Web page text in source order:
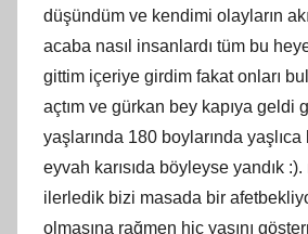
düşündüm ve kendimi olayların
acaba nasıl insanlardı tüm bu
gittim içeriye girdim fakat onları
açtım ve gürkan bey kapıya geldi
yaşlarında 180 boylarında
eyvah karısıda böyleyse yandık
ilerledik bizi masada bir
olmasına rağmen hiç yaşını